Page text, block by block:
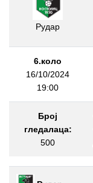
Рудар
6.коло
16/10/2024
19:00
Број
гледалаца:
500